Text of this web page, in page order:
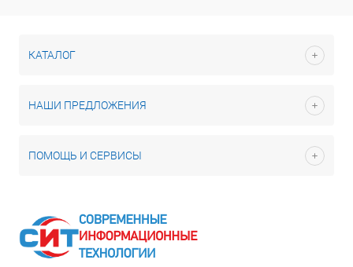
КАТАЛОГ
НАШИ ПРЕДЛОЖЕНИЯ
ПОМОЩЬ И СЕРВИСЫ